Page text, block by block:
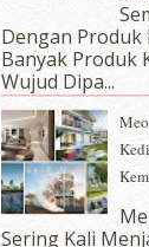
Dengan Produk
Banyak Produk
Wujud Dipa...
Sering Kali